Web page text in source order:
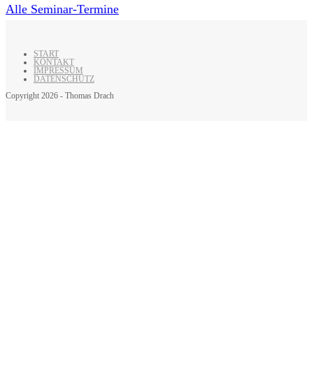
Alle Seminar-Termine
START
KONTAKT
IMPRESSUM
DATENSCHUTZ
Copyright 2026 - Thomas Drach